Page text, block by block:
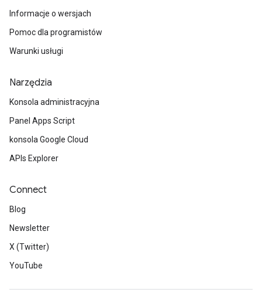
Informacje o wersjach
Pomoc dla programistów
Warunki usługi
Narzędzia
Konsola administracyjna
Panel Apps Script
konsola Google Cloud
APIs Explorer
Connect
Blog
Newsletter
X (Twitter)
YouTube